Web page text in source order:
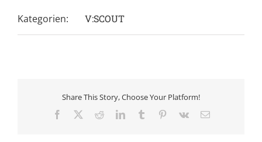
Kategorien: V:SCOUT
Share This Story, Choose Your Platform!
Facebook RedditLinkedInTumblr Pinterest
Vk
E-